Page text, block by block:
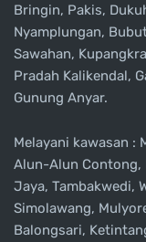
Bringin, Pakis,
Nyamplungan,
Sawahan,
Pradah Kalikendal,
Gunung Anyar.
Melayani kawasan :
Alun-Alun Contong,
Jaya, Tambakwedi,
Simolawang,
Balongsari,